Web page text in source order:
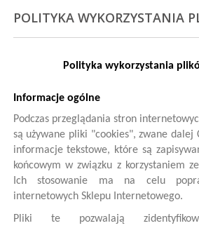
POLITYKA WYKORZYSTANIA
Polityka wykorzystania
Informacje ogólne
Podczas przeglądania stron
są używane pliki "cookies", zwane dalej
informacje tekstowe, które są
końcowym w związku z korzystaniem
Ich stosowanie ma na celu
internetowych Sklepu Internetowego.
Pliki te pozwalają